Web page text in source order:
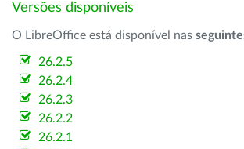
Versões disponíveis
O LibreOffice está disponível nas
26.2.5
26.2.4
26.2.3
26.2.2
26.2.1